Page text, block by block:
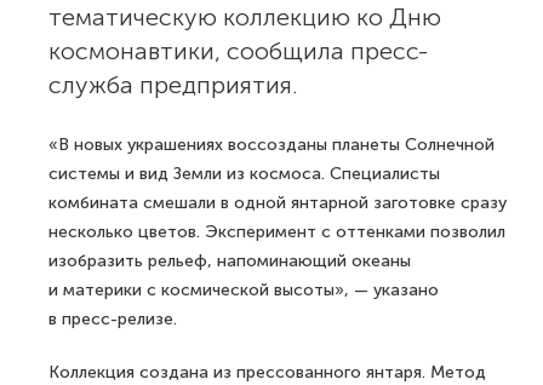
тематическую коллекцию ко Дню
космонавтики, сообщила пресс-
служба предприятия.
«В новых украшениях воссозданы планеты Солнечной
системы и вид Земли из космоса. Специалисты
комбината смешали в одной янтарной заготовке сразу
несколько цветов. Эксперимент с оттенками позволил
изобразить рельеф, напоминающий океаны
и материки с космической высоты», — указано
в пресс-релизе.
Коллекция создана из прессованного янтаря. Метод